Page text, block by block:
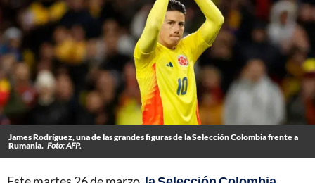
James Rodríguez, una de las grandes figuras de la Selección Colombia frente a
Rumania. Foto: AFP.